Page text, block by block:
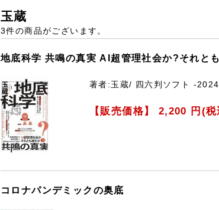
玉蔵
3件の商品がございます。
地底科学 共鳴の真実 AI超管理社会か?それと
著者:玉蔵/ 四六判ソフト -
【販売価格】 2,200 円(税
コロナパンデミックの奥底